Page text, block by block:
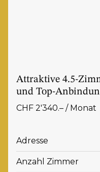
Attraktive 4.5-
und Top-
CHF 2'340.– / Monat
Adresse
Anzahl Zimmer